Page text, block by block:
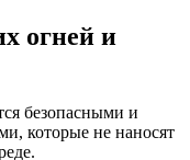
огней и
безопасными и
которые не наносят